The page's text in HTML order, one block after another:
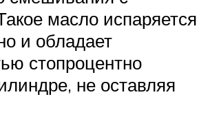
масло испаряется
и обладает
стопроцентно
не оставляя